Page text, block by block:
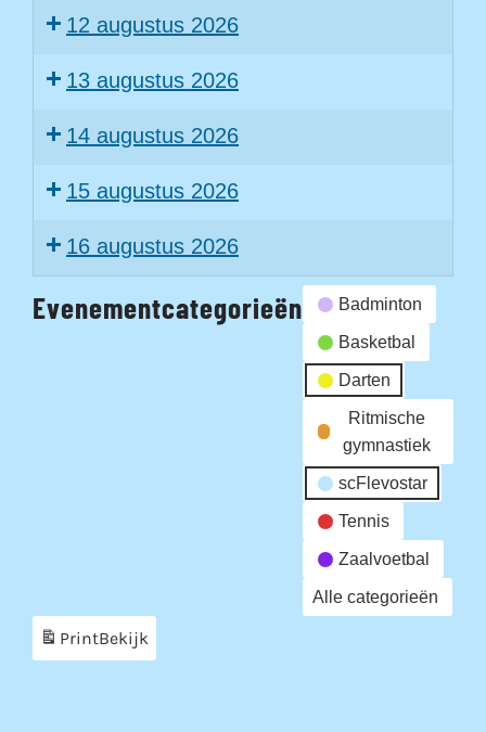
12 augustus 2026
13 augustus 2026
14 augustus 2026
15 augustus 2026
16 augustus 2026
Evenementcategorieën Badminton
Basketbal
Darten
Ritmische
gymnastiek
scFlevostar
Tennis
Zaalvoetbal
Alle categorieën
PrintBekijk